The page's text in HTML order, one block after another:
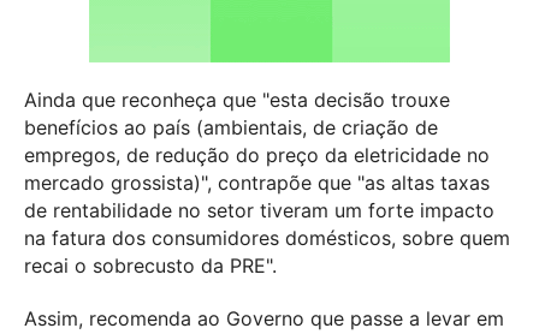
Ainda que reconheça que "esta decisão trouxe
benefícios ao país (ambientais, de criação de
empregos, de redução do preço da eletricidade no
mercado grossista)", contrapõe que "as altas taxas
de rentabilidade no setor tiveram um forte impacto
na fatura dos consumidores domésticos, sobre quem
recai o sobrecusto da PRE".
Assim, recomenda ao Governo que passe a levar em